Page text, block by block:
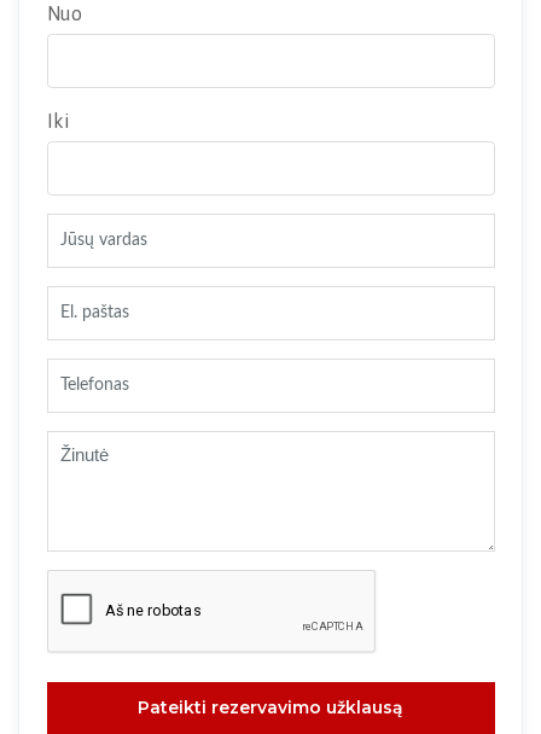
Nuo
Iki
Pateikti rezervavimo užklausą